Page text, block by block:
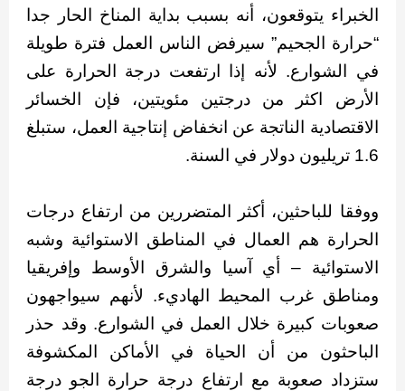
الخبراء يتوقعون، أنه بسبب بداية المناخ الحار جدا
“حرارة الجحيم” سيرفض الناس العمل فترة طويلة
في الشوارع. لأنه إذا ارتفعت درجة الحرارة على
الأرض اكثر من درجتين مئويتين، فإن الخسائر
الاقتصادية الناتجة عن انخفاض إنتاجية العمل، ستبلغ
1.6 تريليون دولار في السنة.
ووفقا للباحثين، أكثر المتضررين من ارتفاع درجات
الحرارة هم العمال في المناطق الاستوائية وشبه
الاستوائية – أي آسيا والشرق الأوسط وإفريقيا
ومناطق غرب المحيط الهاديء. لأنهم سيواجهون
صعوبات كبيرة خلال العمل في الشوارع. وقد حذر
الباحثون من أن الحياة في الأماكن المكشوفة
ستزداد صعوبة مع ارتفاع درجة حرارة الجو درجة